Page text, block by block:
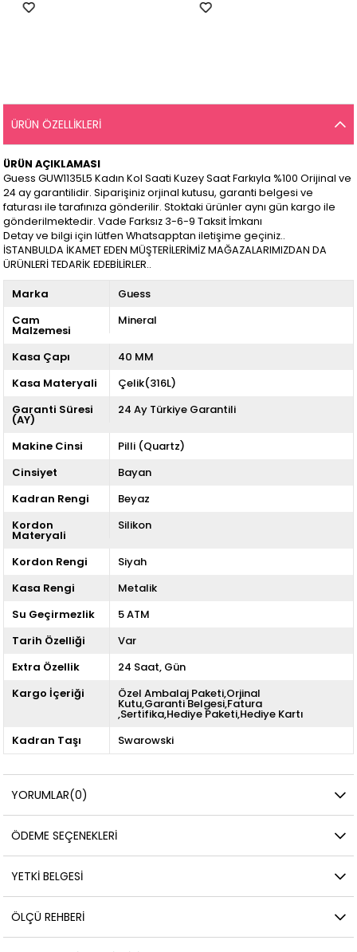
ÜRÜN ÖZELLIKLERI
ÜRÜN AÇIKLAMASI
Guess GUW1135L5 Kadın Kol Saati Kuzey Saat Farkıyla %100 Orijinal ve
24 ay garantilidir. Siparişiniz orjinal kutusu, garanti belgesi ve
faturası ile tarafınıza gönderilir. Stoktaki ürünler aynı gün kargo ile
gönderilmektedir. Vade Farksız 3-6-9 Taksit İmkanı
Detay ve bilgi için lütfen Whatsapptan iletişime geçiniz..
İSTANBULDA İKAMET EDEN MÜŞTERİLERİMİZ MAĞAZALARIMIZDAN DA
ÜRÜNLERİ TEDARİK EDEBİLİRLER..
Marka
Guess
Cam
Malzemesi
Mineral
Kasa Çapı
40 MM
Kasa Materyali
Çelik(316L)
Garanti Süresi
(AY)
24 Ay Türkiye Garantili
Makine Cinsi
Pilli (Quartz)
Cinsiyet
Bayan
Kadran Rengi
Beyaz
Kordon
Materyali
Silikon
Kordon Rengi
Siyah
Kasa Rengi
Metalik
Su Geçirmezlik
5 ATM
Tarih Özelliği
Var
Extra Özellik
24 Saat Gün
Kargo İçeriği
Özel Ambalaj Paketi,Orjinal
Kutu,Garanti Belgesi,Fatura
,Sertifika,Hediye Paketi,Hediye Kartı
Kadran Taşı
Swarowski
YORUMLAR(0)
ÖDEME SEÇENEKLERI
YETKİ BELGESİ
ÖLÇÜ REHBERI